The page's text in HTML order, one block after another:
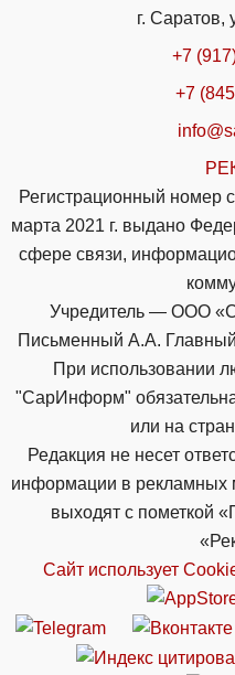
г. Саратов,
+7
+7
Регистрационный
марта 2021 г. выдано
сфере связи,
Учредитель — ООО
Письменный А.А.
При использовании
"СарИнформ"
или на
Редакция не несет
информации в рекламных
выходят с пометкой
Сайт использует